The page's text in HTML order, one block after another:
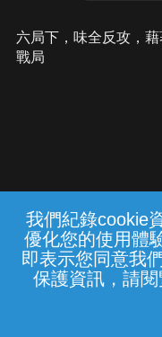
我們紀錄cookie
優化您的使用體
即表示您同意我
保護資訊，請
六局下，味全反攻，
戰局
常見問題 線上客
中華電信股
(統一編